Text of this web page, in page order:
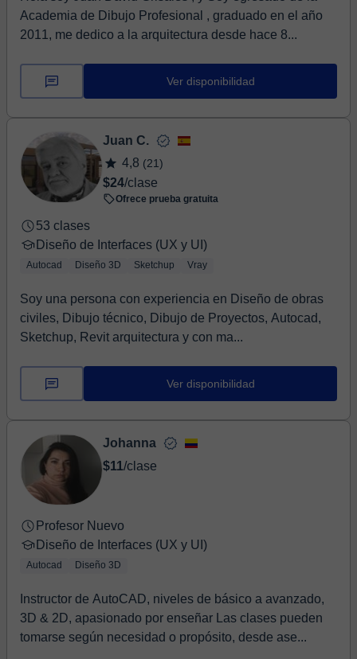
Academia de Dibujo Profesional , graduado en el año
2011, me dedico a la arquitectura desde hace 8...
Ver disponibilidad
Juan C.
4,8 (21)
$24/clase
Ofrece prueba gratuita
53 clases
Diseño de Interfaces (UX y UI)
Autocad Diseño 3D Sketchup Vray
Soy una persona con experiencia en Diseño de obras
civiles, Dibujo técnico, Dibujo de Proyectos, Autocad,
Sketchup, Revit arquitectura y con ma...
Ver disponibilidad
Johanna
$11/clase
Profesor Nuevo
Diseño de Interfaces (UX y UI)
Autocad Diseño 3D
Instructor de AutoCAD, niveles de básico a avanzado,
3D & 2D, apasionado por enseñar Las clases pueden
tomarse según necesidad o propósito, desde ase...